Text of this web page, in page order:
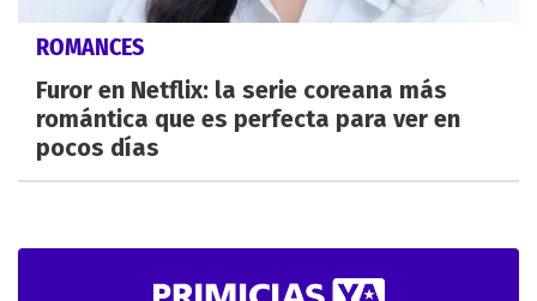
ROMANCES
Furor en Netflix: la serie coreana más
romántica que es perfecta para ver en
pocos días